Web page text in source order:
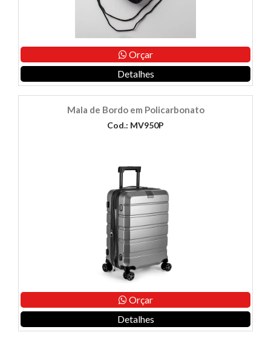
Orçar
Detalhes
Mala de Bordo em Policarbonato
Cod.: MV950P
Orçar
Detalhes